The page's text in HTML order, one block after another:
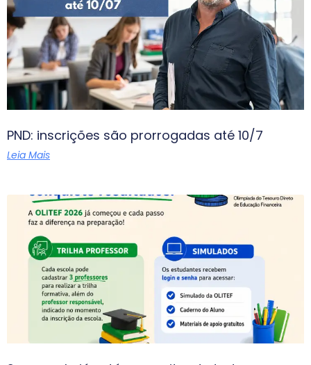
PND: inscrições são prorrogadas até 10/7
Leia Mais